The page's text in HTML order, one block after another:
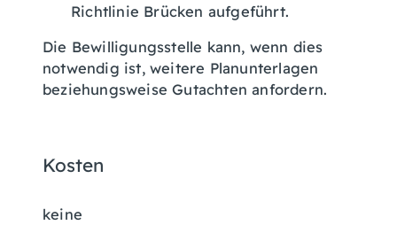
Richtlinie Brücken aufgeführt.
Die Bewilligungsstelle kann, wenn dies
notwendig ist, weitere Planunterlagen
beziehungsweise Gutachten anfordern.
Kosten
keine